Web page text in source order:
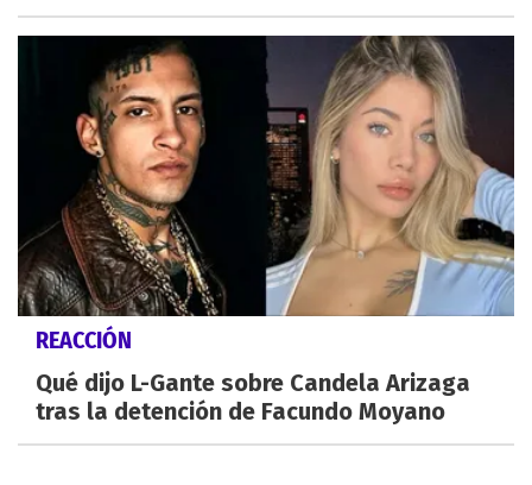
REACCIÓN
Qué dijo L-Gante sobre Candela Arizaga
tras la detención de Facundo Moyano